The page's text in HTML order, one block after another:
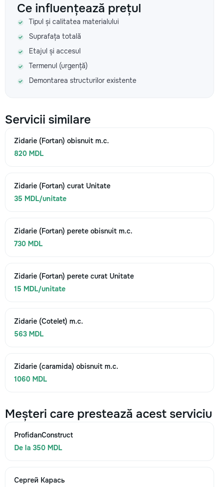
Ce influențează prețul
Tipul și calitatea materialului
Suprafața totală
Etajul și accesul
Termenul (urgență)
Demontarea structurilor existente
Servicii similare
Zidarie (Fortan) obisnuit m.c.
820 MDL
Zidarie (Fortan) curat Unitate
35 MDL/unitate
Zidarie (Fortan) perete obisnuit m.c.
730 MDL
Zidarie (Fortan) perete curat Unitate
15 MDL/unitate
Zidarie (Cotelet) m.c.
563 MDL
Zidarie (caramida) obisnuit m.c.
1060 MDL
Meșteri care prestează acest serviciu
ProfidanConstruct
De la 350 MDL
Сергей Карась